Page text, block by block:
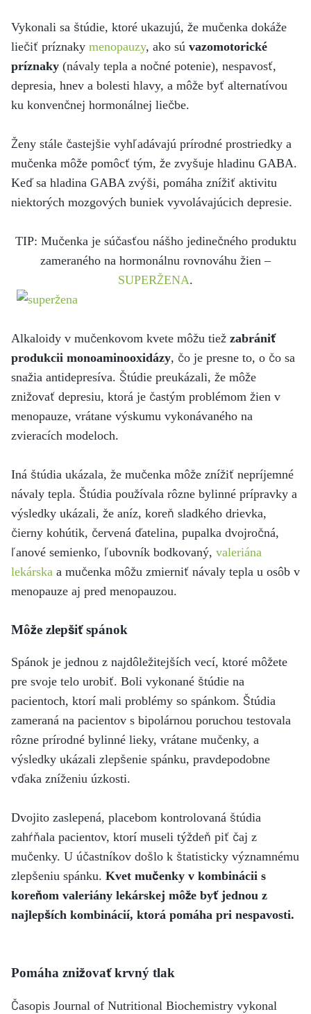
Vykonali sa štúdie, ktoré ukazujú, že mučenka dokáže
liečiť príznaky menopauzy, ako sú vazomotorické
príznaky (návaly tepla a nočné potenie), nespavosť,
depresia, hnev a bolesti hlavy, a môže byť alternatívou
ku konvenčnej hormonálnej liečbe.
Ženy stále častejšie vyhľadávajú prírodné prostriedky a
mučenka môže pomôcť tým, že zvyšuje hladinu GABA.
Keď sa hladina GABA zvýši, pomáha znížiť aktivitu
niektorých mozgových buniek vyvolávajúcich depresie.
TIP: Mučenka je súčasťou nášho jedinečného produktu
zameraného na hormonálnu rovnováhu žien –
SUPERŽENA.
Alkaloidy v mučenkovom kvete môžu tiež zabrániť
produkcii monoaminooxidázy, čo je presne to, o čo sa
snažia antidepresíva. Štúdie preukázali, že môže
znižovať depresiu, ktorá je častým problémom žien v
menopauze, vrátane výskumu vykonávaného na
zvieracích modeloch.
Iná štúdia ukázala, že mučenka môže znížiť nepríjemné
návaly tepla. Štúdia používala rôzne bylinné prípravky a
výsledky ukázali, že aníz, koreň sladkého drievka,
čierny kohútik, červená ďatelina, pupalka dvojročná,
ľanové semienko, ľubovník bodkovaný, valeriána
lekárska a mučenka môžu zmierniť návaly tepla u osôb v
menopauze aj pred menopauzou.
Môže zlepšiť spánok
Spánok je jednou z najdôležitejších vecí, ktoré môžete
pre svoje telo urobiť. Boli vykonané štúdie na
pacientoch, ktorí mali problémy so spánkom. Štúdia
zameraná na pacientov s bipolárnou poruchou testovala
rôzne prírodné bylinné lieky, vrátane mučenky, a
výsledky ukázali zlepšenie spánku, pravdepodobne
vďaka zníženiu úzkosti.
Dvojito zaslepená, placebom kontrolovaná štúdia
zahŕňala pacientov, ktorí museli týždeň piť čaj z
mučenky. U účastníkov došlo k štatisticky významnému
zlepšeniu spánku. Kvet mučenky v kombinácii s
koreňom valeriány lekárskej môže byť jednou z
najlepších kombinácií, ktorá pomáha pri nespavosti.
Pomáha znižovať krvný tlak
Časopis Journal of Nutritional Biochemistry vykonal